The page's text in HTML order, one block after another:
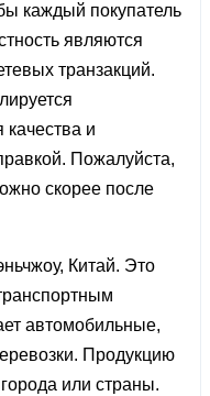
каждый покупатель
являются
транзакций.
качества и
Пожалуйста,
скорее после
Китай. Это
автомобильные,
Продукцию
или страны.